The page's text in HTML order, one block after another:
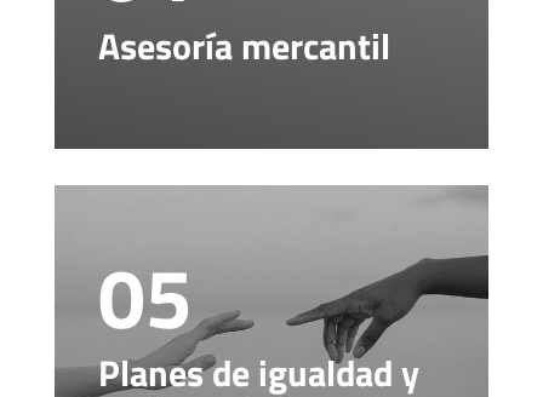
Asesoría mercantil
05
Planes de igualdad y